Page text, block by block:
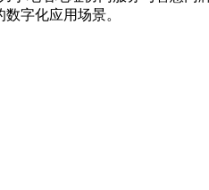
字化应用场景。